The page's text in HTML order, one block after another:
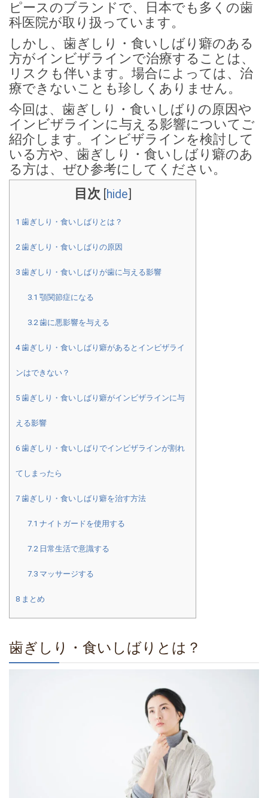
ピースのブランドで、日本でも多くの歯
科医院が取り扱っています。
しかし、歯ぎしり・食いしばり癖のある
方がインビザラインで治療することは、
リスクも伴います。場合によっては、治
療できないことも珍しくありません。
今回は、歯ぎしり・食いしばりの原因や
インビザラインに与える影響についてご
紹介します。インビザラインを検討して
いる方や、歯ぎしり・食いしばり癖のあ
る方は、ぜひ参考にしてください。
目次 hide
1 歯ぎしり・食いしばりとは？
2歯ぎしり・食いしばりの原因
3 歯ぎしり・食いしばりが歯に与える影響
3.1 顎関節症になる
3.2歯に悪影響を与える
4歯ぎしり・食いしばり癖があるとインビザライ
ンはできない？
5 歯ぎしり・食いしばり癖がインビザラインに与
える影響
6 歯ぎしり・食いしばりでインビザラインが割れ
てしまったら
7 歯ぎしり・食いしばり癖を治す方法
7.1 ナイトガードを使用する
7.2日常生活で意識する
7.3マッサージする
8 まとめ
歯ぎしり・食いしばりとは？